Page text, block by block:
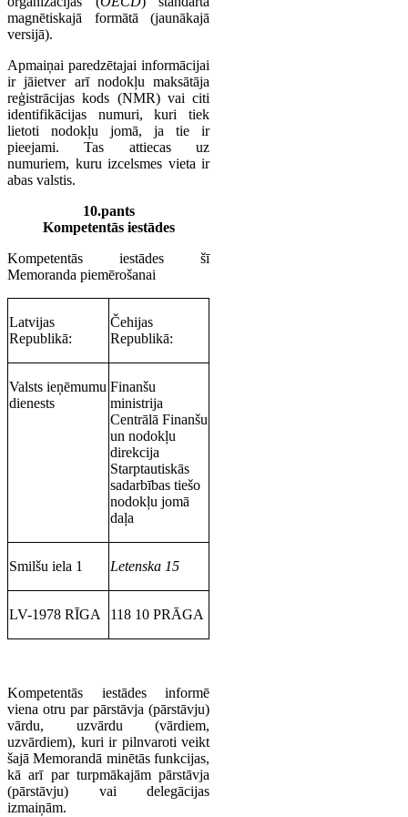
magnētiskajā formātā (jaunākajā
versijā).
Apmaiņai paredzētajai informācijai
ir jāietver arī nodokļu maksātāja
reģistrācijas kods (NMR) vai citi
identifikācijas numuri, kuri tiek
lietoti nodokļu jomā, ja tie ir
pieejami. Tas attiecas uz
numuriem, kuru izcelsmes vieta ir
abas valstis.
10.pants
Kompetentās iestādes
Kompetentās iestādes šī
Memoranda piemērošanai
Latvijas
Republikā:
Čehijas
Republikā:
Valsts ieņēmumu
dienests
Finanšu
ministrija
Centrālā Finanšu
un nodokļu
direkcija
Starptautiskās
sadarbības tiešo
nodokļu jomā
daļa
Smilšu iela 1 Letenska 15
LV-1978 RĪGA 118 10 PRĀGA
Kompetentās iestādes informē
viena otru par pārstāvja (pārstāvju)
vārdu, uzvārdu (vārdiem,
uzvārdiem), kuri ir pilnvaroti veikt
šajā Memorandā minētās funkcijas,
kā arī par turpmākajām pārstāvja
(pārstāvju) vai delegācijas
izmaiņām.